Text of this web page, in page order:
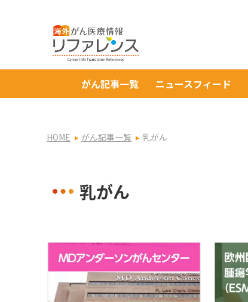
がん記事一覧 ニュースフィード
HOME がん記事一覧 乳がん
乳がん